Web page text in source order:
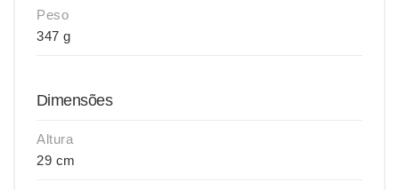
Peso
347 g
Dimensões
Altura
29 cm